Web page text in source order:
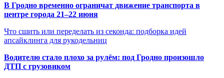
В Гродно временно ограничат движение транспорта в
центре города 21–22 июня
Что сшить или переделать из секонда: подборка идей
апсайклинга для рукодельниц
Водителю стало плохо за рулём: под Гродно произошло
ДТП с грузовиком